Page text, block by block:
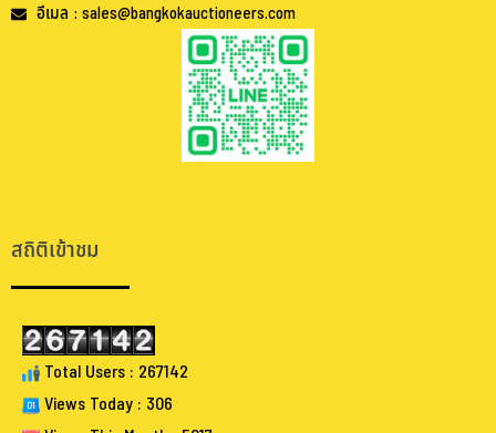
อีเมล : sales@bangkokauctioneers.com
สถิติเข้าชม
Total Users : 267142
Views Today : 306